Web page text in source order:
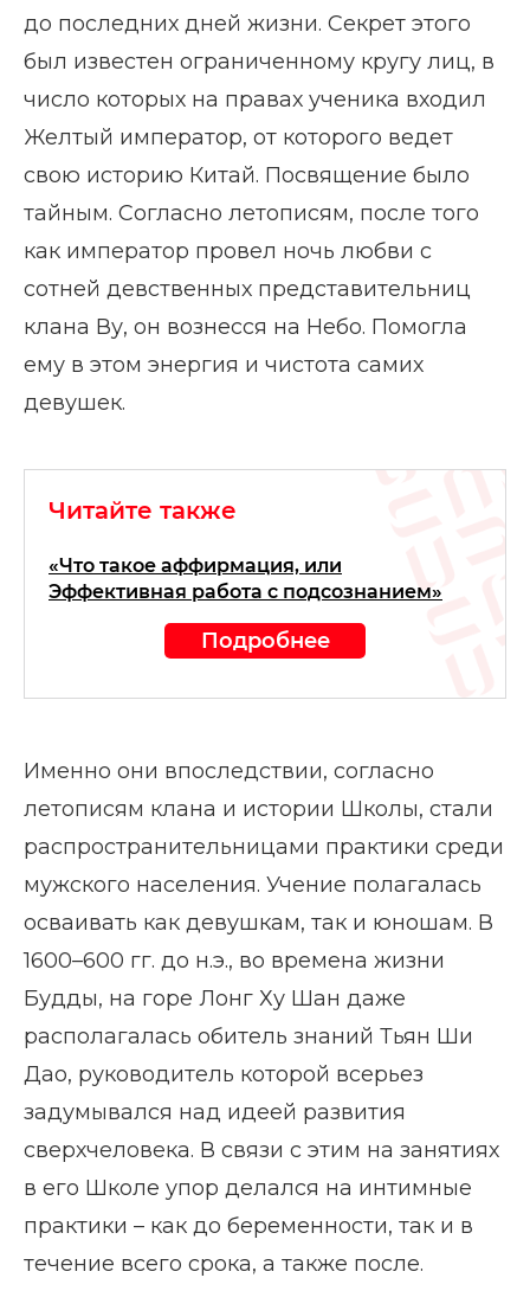
до последних дней жизни. Секрет этого
был известен ограниченному кругу лиц, в
число которых на правах ученика входил
Желтый император, от которого ведет
свою историю Китай. Посвящение было
тайным. Согласно летописям, после того
как император провел ночь любви с
сотней девственных представительниц
клана Ву, он вознесся на Небо. Помогла
ему в этом энергия и чистота самих
девушек.
Читайте также
«Что такое аффирмация, или
Эффективная работа с подсознанием»
Подробнее
Именно они впоследствии, согласно
летописям клана и истории Школы, стали
распространительницами практики среди
мужского населения. Учение полагалась
осваивать как девушкам, так и юношам. В
1600–600 гг. до н.э., во времена жизни
Будды, на горе Лонг Ху Шан даже
располагалась обитель знаний Тьян Ши
Дао, руководитель которой всерьез
задумывался над идеей развития
сверхчеловека. В связи с этим на занятиях
в его Школе упор делался на интимные
практики – как до беременности, так и в
течение всего срока, а также после.